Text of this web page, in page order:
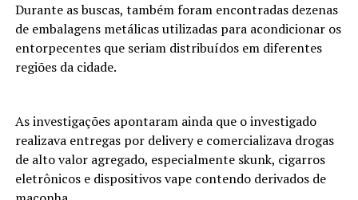
Durante as buscas, também foram encontradas dezenas
de embalagens metálicas utilizadas para acondicionar os
entorpecentes que seriam distribuídos em diferentes
regiões da cidade.
As investigações apontaram ainda que o investigado
realizava entregas por delivery e comercializava drogas
de alto valor agregado, especialmente skunk, cigarros
eletrônicos e dispositivos vape contendo derivados de